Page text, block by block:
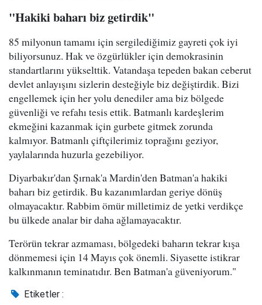
"Hakiki baharı biz getirdik"
85 milyonun tamamı için sergilediğimiz gayreti çok iyi
biliyorsunuz. Hak ve özgürlükler için demokrasinin
standartlarını yükselttik. Vatandaşa tepeden bakan ceberut
devlet anlayışını sizlerin desteğiyle biz değiştirdik. Bizi
engellemek için her yolu denediler ama biz bölgede
güvenliği ve refahı tesis ettik. Batmanlı kardeşlerim
ekmeğini kazanmak için gurbete gitmek zorunda
kalmıyor. Batmanlı çiftçilerimiz toprağını geziyor,
yaylalarında huzurla gezebiliyor.
Diyarbakır'dan Şırnak'a Mardin'den Batman'a hakiki
baharı biz getirdik. Bu kazanımlardan geriye dönüş
olmayacaktır. Rabbim ömür milletimiz de yetki verdikçe
bu ülkede analar bir daha ağlamayacaktır.
Terörün tekrar azmaması, bölgedeki baharın tekrar kışa
dönmemesi için 14 Mayıs çok önemli. Siyasette istikrar
kalkınmanın teminatıdır. Ben Batman'a güveniyorum."
Etiketler :